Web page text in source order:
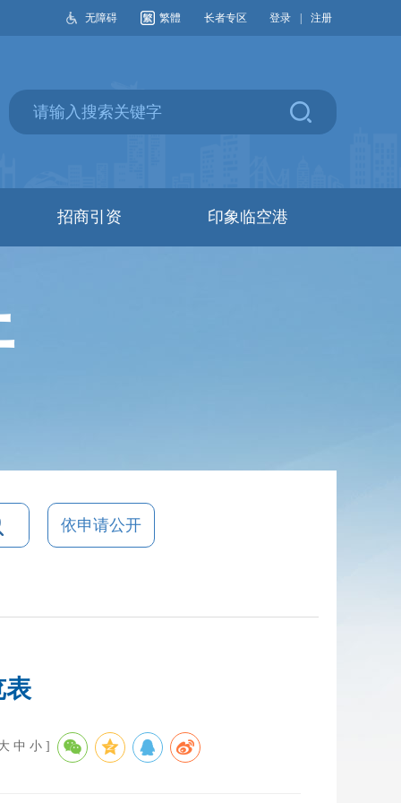
无障碍 繁體 长者专区 登录 注册
招商引资 印象临空港
依申请公开
表
中 小]